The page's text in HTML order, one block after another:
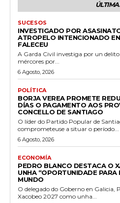
SUCESOS
INVESTIGADO POR
ATROPELO INTENCIONADO
FALECEU
A Garda Civil investiga por un delito
mércores por...
6 Agosto, 2026
POLÍTICA
BORJA VEREA PROMETE
DÍAS O PAGAMENTO AOS
CONCELLO DE SANTIAGO
O líder do Partido Popular de
comprometeuse a situar o período...
6 Agosto, 2026
ECONOMÍA
PEDRO BLANCO DESTACA O
UNHA “OPORTUNIDADE
MUNDO
O delegado do Goberno en Galicia,
Xacobeo 2027 como unha...